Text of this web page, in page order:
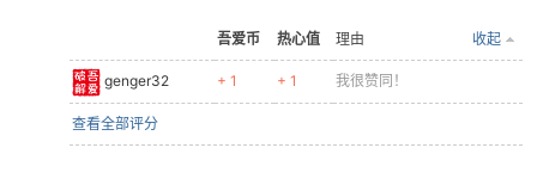
吾爱币 热心值 收起
理由
genger32 + 1 + 1 我很赞同！
查看全部评分